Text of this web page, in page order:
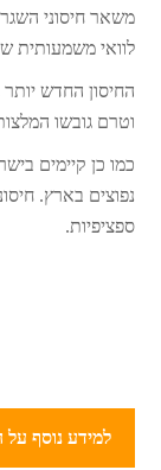
משאר חיסוני
לוואי משמעותית
וטרם גובשו
נפוצים בארץ.
ספציפיות.
למידע נוסף על